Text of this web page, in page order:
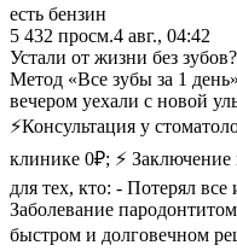
есть бензин
5 432 просм.4 авг., 04:42
Устали от жизни без
Метод «Все зубы за 1
вечером уехали с новой
⚡Консультация у
клинике 0₽; ⚡
для тех, кто: - Потерял
Заболевание
быстром и долговечном